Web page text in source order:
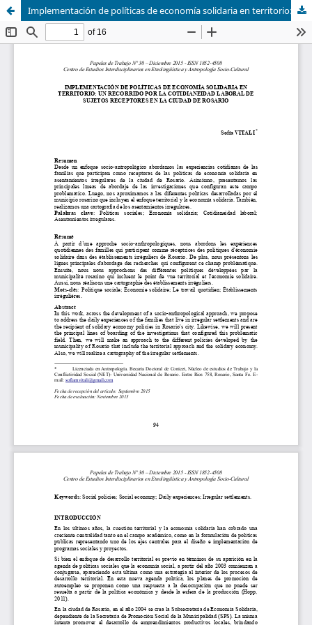
Implementación de políticas de economía solidaria en territorio: un recorrido por la cotidianeidad laboral de sujetos receptores en la ciudad de Rosario